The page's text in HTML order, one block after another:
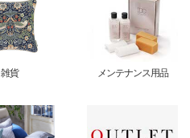
雑貨 メンテナンス用品